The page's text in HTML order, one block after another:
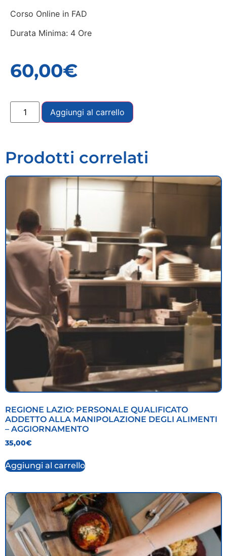
Corso Online in FAD
Durata Minima: 4 Ore
60,00€
Aggiungi al carrello
Prodotti correlati
REGIONE LAZIO: PERSONALE QUALIFICATO
ADDETTO ALLA MANIPOLAZIONE DEGLI ALIMENTI
– AGGIORNAMENTO
35,00€
Aggiungi al carrello